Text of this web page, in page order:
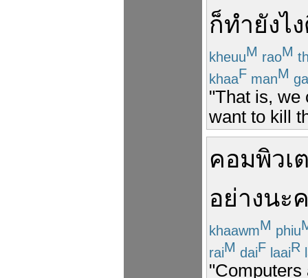
ก็ทำยังไง
kheuuM raoM
khaaF manM
"That is, we
want to kill
คอมพิวเ
อย่างนะ
khaawmM phiu
raiM daiF laaiR
"Computers